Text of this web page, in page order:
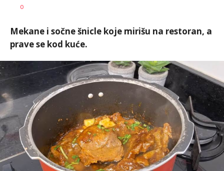
AUTOR
0
Mekane i sočne šnicle koje mirišu na restoran, a
prave se kod kuće.